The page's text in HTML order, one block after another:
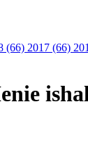
(66) 2017 (66)